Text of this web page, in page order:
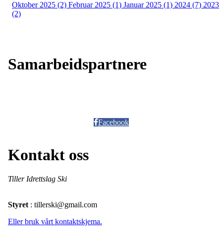
Oktober 2025 (2) Februar 2025 (1) Januar 2025 (1) 2024 (7) 2023
(2)
Samarbeidspartnere
Facebook
Kontakt oss
Tiller Idrettslag Ski
Styret : tillerski@gmail.com
Eller bruk vårt kontaktskjema.